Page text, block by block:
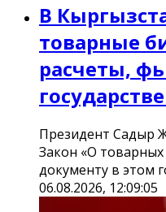
В
товарные
расчеты,
Президент Садыр
Закон «О
документу в этом
06.08.2026, 12:09:05